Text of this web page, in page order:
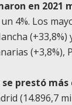
en 2021
4%. Los
(+3,8%),
se prestó
(14.896,7